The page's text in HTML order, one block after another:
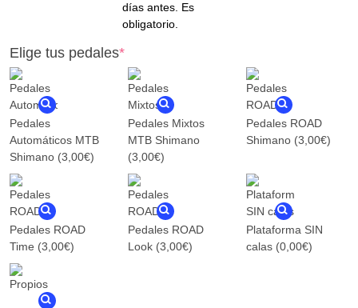
días antes. Es
obligatorio.
Elige tus pedales*
Pedales
Automáticos MTB
Shimano (3,00€)
Pedales Mixtos
MTB Shimano
(3,00€)
Pedales ROAD
Shimano (3,00€)
Pedales ROAD
Time (3,00€)
Pedales ROAD
Look (3,00€)
Plataforma SIN
calas (0,00€)